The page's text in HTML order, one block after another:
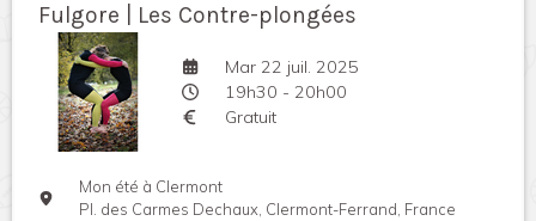
Fulgore | Les Contre-plongées
Mar 22 juil. 2025
19h30 - 20h00
Gratuit
Mon été à Clermont
Pl. des Carmes Dechaux, Clermont-Ferrand, France